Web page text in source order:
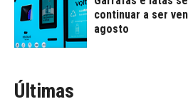
continuar a ser
agosto
Últimas